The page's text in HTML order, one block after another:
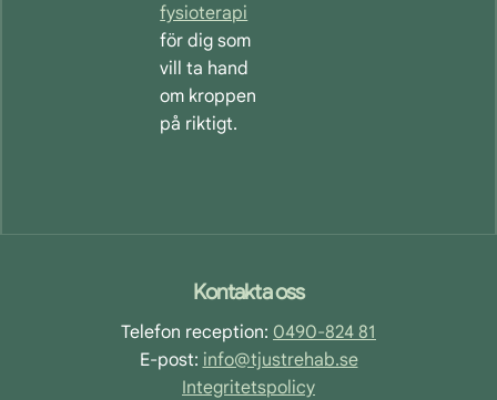
fysioterapi
för dig som
vill ta hand
om kroppen
på riktigt.
Footer
Kontakta oss
Telefon reception: 0490-824 81
E-post: info@tjustrehab.se
Integritetspolicy